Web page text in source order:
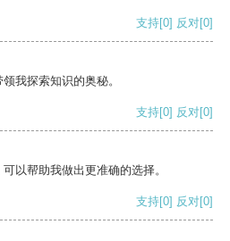
支持[0] 反对[0]
我探索知识的奥秘。
支持[0] 反对[0]
以帮助我做出更准确的选择。
支持[0] 反对[0]